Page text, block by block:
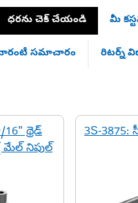
ధరను చెక్ చేయండి మీ
సమాచారం రిటర్న్
16" థ్రెడ్
మేల్ నిపుల్
3S-3875: